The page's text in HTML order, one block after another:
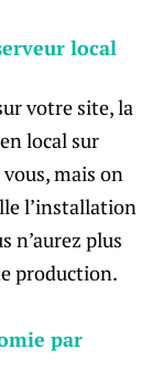
local
votre site, la
local sur
mais on
l’installation
n’aurez plus
production.
par